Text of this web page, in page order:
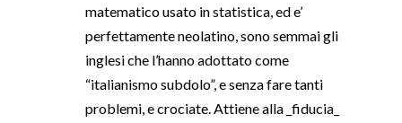
matematico usato in statistica, ed e’
perfettamente neolatino, sono semmai gli
inglesi che l’hanno adottato come
“italianismo subdolo”, e senza fare tanti
problemi, e crociate. Attiene alla _fiducia_